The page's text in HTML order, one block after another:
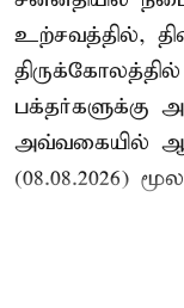
உற்சவத்தில்,
திருக்கோலத்தில்
பக்தர்களுக்கு
அவ்வகையில்
(08.08.2026)